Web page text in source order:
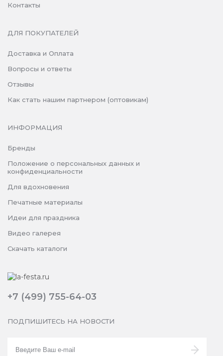
+7 (499) 755-64-03
ПОДПИШИТЕСЬ НА НОВОСТИ
Контакты
ДЛЯ ПОКУПАТЕЛЕЙ
Доставка и Оплата
Вопросы и ответы
Отзывы
Как стать нашим партнером (оптовикам)
ИНФОРМАЦИЯ
Бренды
Положение о персональных данных и
конфиденциальности
Для вдохновения
Печатные материалы
Идеи для праздника
Видео галерея
Скачать каталоги